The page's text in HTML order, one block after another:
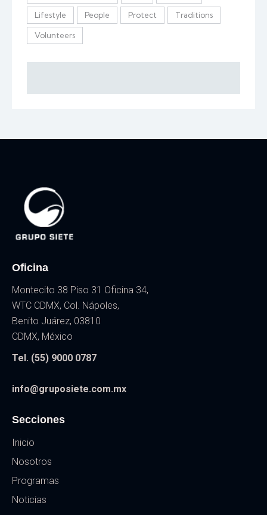
Lifestyle People Protect Traditions
Volunteers
Oficina
Montecito 38 Piso 31 Oficina 34,
WTC CDMX, Col. Nápoles,
Benito Juárez, 03810
CDMX, México
Tel. (55) 9000 0787
info@gruposiete.com.mx
Secciones
Inicio
Nosotros
Programas
Noticias